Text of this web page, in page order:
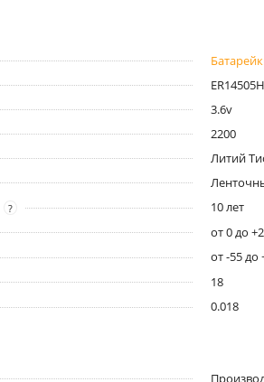
3.6v
2200
Литий
?
10 лет
от 0 до
от -55 до
18
0.018